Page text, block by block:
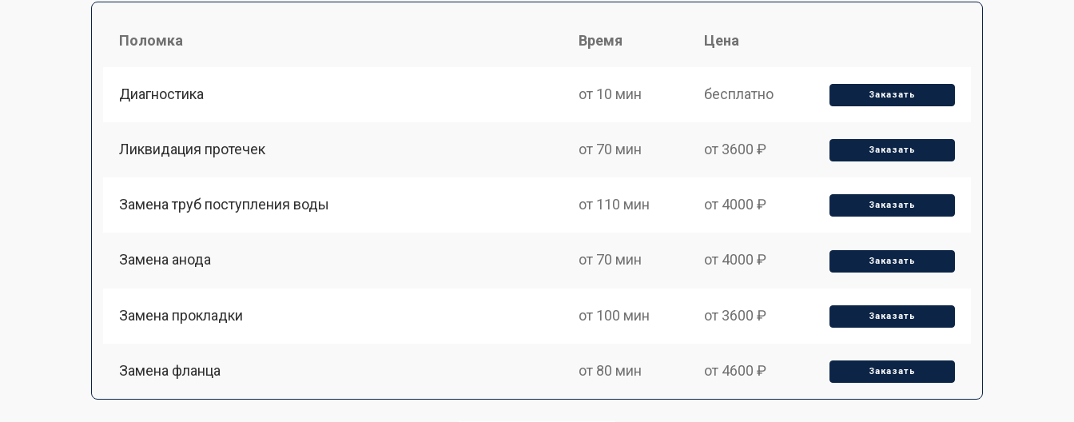
Поломка Время Цена
Диагностика от 10 мин бесплатно Заказать
Ликвидация протечек от 70 мин от 3600 ₽ Заказать
Замена труб поступления воды от 110 мин от 4000 ₽ Заказать
Замена анода от 70 мин от 4000 ₽ Заказать
Замена прокладки от 100 мин от 3600 ₽ Заказать
Замена фланца от 80 мин от 4600 ₽ Заказать